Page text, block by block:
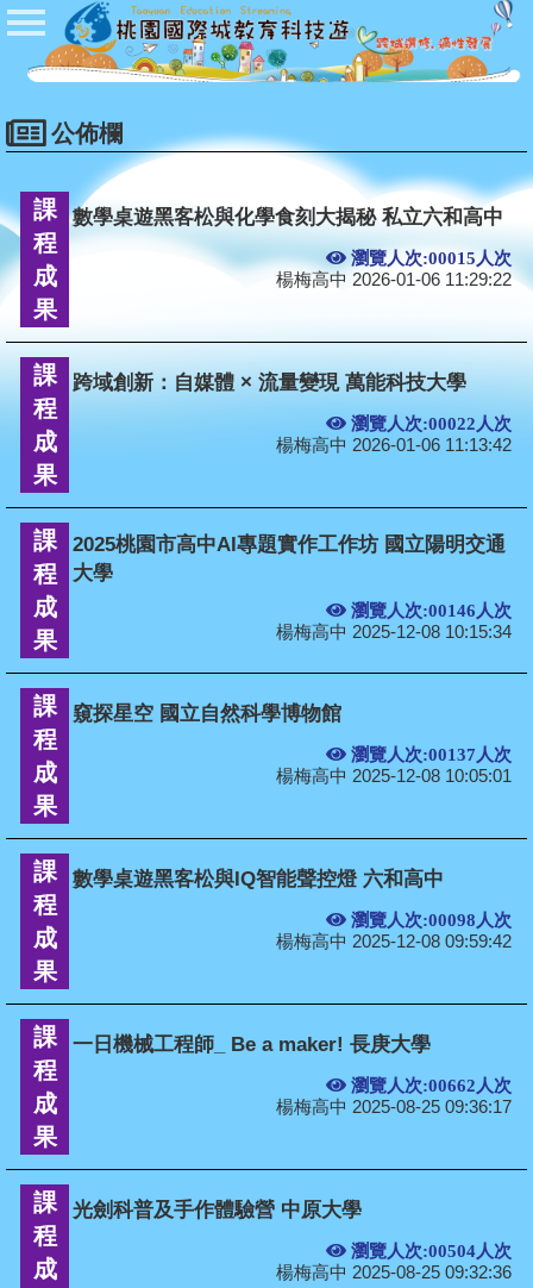
首頁
公佈欄
開課公告
學校登入
學生登入
管理者登入
Q&A
公佈欄
課
程
成
果
數學桌遊黑客松與化學食刻大揭秘 私立六和高中
瀏覽人次:00015人次
楊梅高中 2026-01-06 11:29:22
課
程
成
果
跨域創新：自媒體 × 流量變現 萬能科技大學
瀏覽人次:00022人次
楊梅高中 2026-01-06 11:13:42
課
程
成
果
2025桃園市高中AI專題實作工作坊 國立陽明交通
大學
瀏覽人次:00146人次
楊梅高中 2025-12-08 10:15:34
課
程
成
果
窺探星空 國立自然科學博物館
瀏覽人次:00137人次
楊梅高中 2025-12-08 10:05:01
課
程
成
果
數學桌遊黑客松與IQ智能聲控燈 六和高中
瀏覽人次:00098人次
楊梅高中 2025-12-08 09:59:42
課
程
成
果
一日機械工程師_ Be a maker! 長庚大學
瀏覽人次:00662人次
楊梅高中 2025-08-25 09:36:17
課
程
成
光劍科普及手作體驗營 中原大學
瀏覽人次:00504人次
楊梅高中 2025-08-25 09:32:36